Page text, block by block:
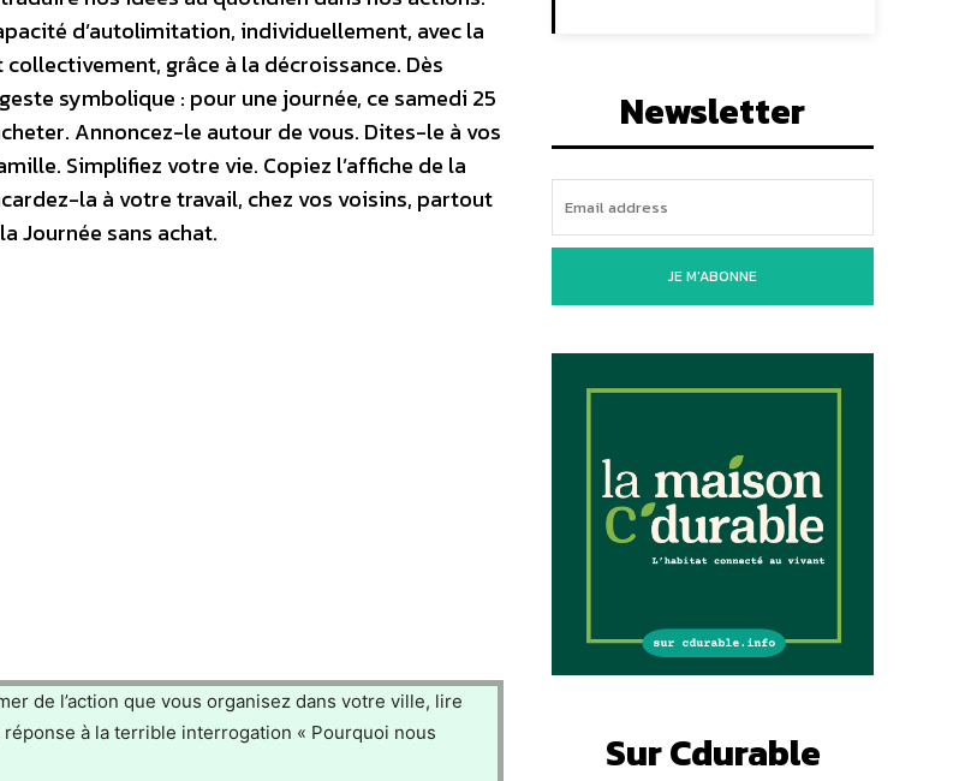
d’autolimitation, individuellement, avec la
grâce à la décroissance. Dès
symbolique : pour une journée, ce samedi 25
Annoncez-le autour de vous. Dites-le à vos
Simplifiez votre vie. Copiez l’affiche de la
la à votre travail, chez vos voisins, partout
Journée sans achat.
de l’action que vous organisez dans votre ville, lire
à la terrible interrogation « Pourquoi nous
Newsletter
JE M'ABONNE
Sur Cdurable